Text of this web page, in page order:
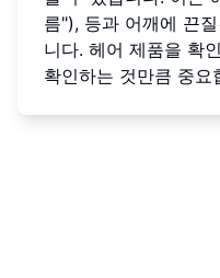
름"), 등과 어깨에 끈
니다. 헤어 제품을 확
확인하는 것만큼 중요